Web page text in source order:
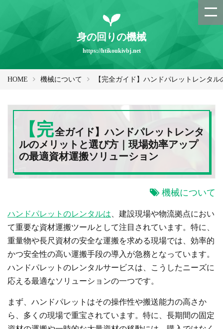
身の回りの機械
https://htikoukivbj.net
HOME 機械について 【完全ガイド】ハンドパレットレンタ
【完全ガイド】ハンドパレットレンタ
ルのメリットと選び方｜現場効率アップ
の最適資材運搬ソリューション
機械について
ハンドパレットのレンタルは 、建設現場や物流拠点におい
て重要な資材運搬ツールとして注目されています。特に、
重量物や長尺資材の安全な運搬を求める現場では、効率的
かつ安全性の高い運搬手段の導入が急務となっています。
ハンドパレットのレンタルサービスは、こうしたニーズに
応える最適なソリューションの一つです。
まず、ハンドパレットはその操作性や搬送能力の高さか
ら、多くの現場で重宝されています。特に、長期間の固定